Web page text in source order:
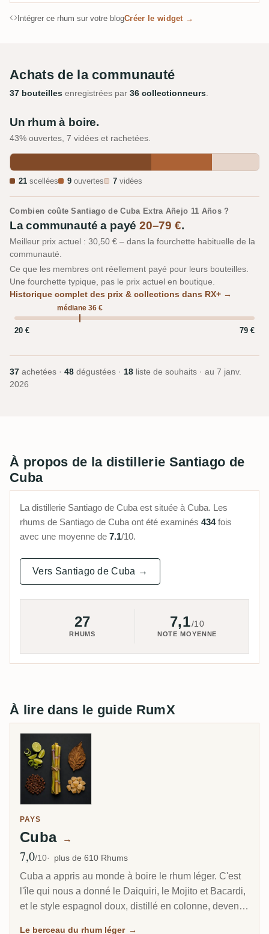
Intégrer ce rhum sur votre blogCréer le widget →
Achats de la communauté
37 bouteilles enregistrées par 36 collectionneurs.
Un rhum à boire.
43% ouvertes, 7 vidées et rachetées.
21 scellées 9 ouvertes 7 vidées
Combien coûte Santiago de Cuba Extra Añejo 11 Años ?
La communauté a payé20–79 €.
Meilleur prix actuel : 30,50 € – dans la fourchette habituelle de la
communauté.
Ce que les membres ont réellement payé pour leurs bouteilles.
Une fourchette typique, pas le prix actuel en boutique.
Historique complet des prix & collections dans RX+ →
médiane 36 €
20 € 79 €
37 achetées · 48 dégustées · 18 liste de souhaits · au 7 janv.
2026
À propos de la distillerie Santiago de
Cuba
La distillerie Santiago de Cuba est située à Cuba. Les
rhums de Santiago de Cuba ont été examinés 434fois
avec une moyenne de 7.1/10.
Vers Santiago de Cuba →
27
RHUMS
7,1/10
NOTE MOYENNE
À lire dans le guide RumX
PAYS
Cuba →
Note moyenne
7,0/10 plus de 610 Rhums
Cuba a appris au monde à boire le rhum léger. C'est
l'île qui nous a donné le Daiquiri, le Mojito et Bacardi,
et le style espagnol doux, distillé en colonne, devenu
Le berceau du rhum léger →